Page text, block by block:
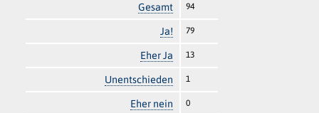
Gesamt 94
Ja! 79
Eher Ja 13
Unentschieden 1
Eher nein 0